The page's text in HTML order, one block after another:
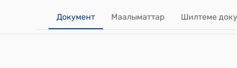
Документ Маалыматтар Шилтеме